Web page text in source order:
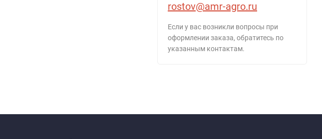
rostov@amr-agro.ru
Если у вас возникли вопросы при
оформлении заказа, обратитесь по
указанным контактам.